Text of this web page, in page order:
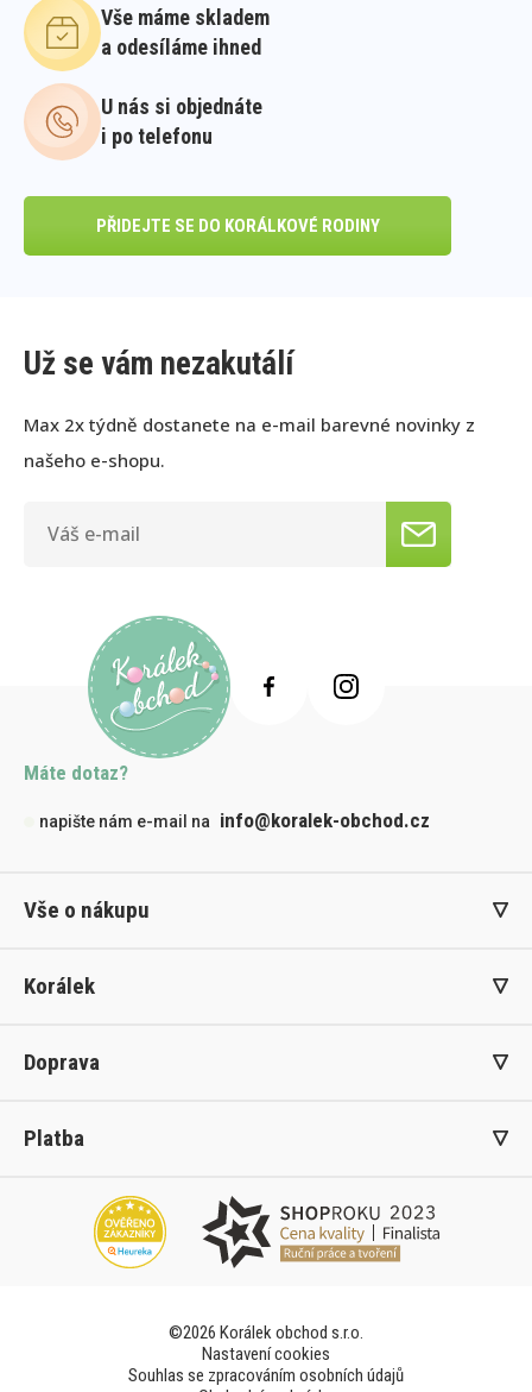
Vše máme skladem
a odesíláme ihned
U nás si objednáte
i po telefonu
PŘIDEJTE SE DO KORÁLKOVÉ RODINY
Už se vám nezakutálí
Max 2x týdně dostanete na e-mail barevné novinky z
našeho e-shopu.
Máte dotaz?
napište nám e-mail na info@koralek-obchod.cz
Vše o nákupu
Korálek
Doprava
Platba
©2026 Korálek obchod s.r.o.
Nastavení cookies
Souhlas se zpracováním osobních údajů